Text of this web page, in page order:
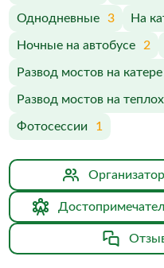
Однодневные 3 На
Ночные на автобусе 2
Развод мостов на катере
Развод мостов на
Фотосессии 1